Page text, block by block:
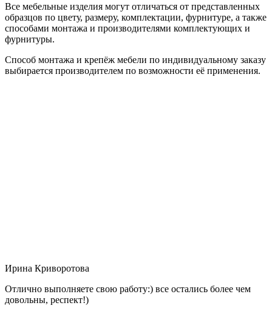
Все мебельные изделия могут отличаться от представленных
образцов по цвету, размеру, комплектации, фурнитуре, а также
способами монтажа и производителями комплектующих и
фурнитуры.
Способ монтажа и крепёж мебели по индивидуальному заказу
выбирается производителем по возможности её применения.
Ирина Криворотова
Отлично выполняете свою работу:) все остались более чем
довольны, респект!)